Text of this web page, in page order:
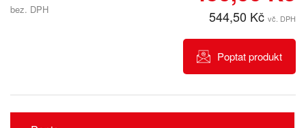
bez. DPH 544,50 Kč vč. DPH
Poptat produkt